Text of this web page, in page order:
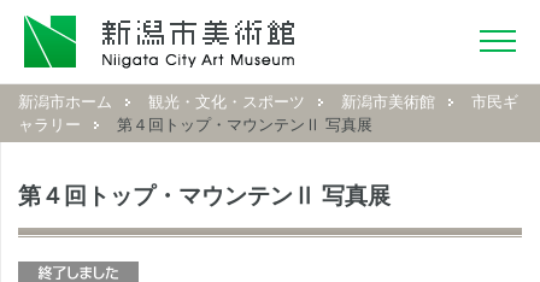
新潟市ホーム 観光・文化・スポーツ 新潟市美術館
市民ギ
ャラリー
第４回トップ・マウンテンⅡ 写真展
第４回トップ・マウンテンⅡ 写真展